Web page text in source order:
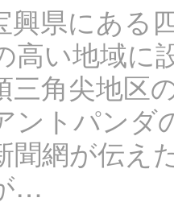
興県にある
高い地域
三角尖地区
ントパンダ
聞網が伝え
…